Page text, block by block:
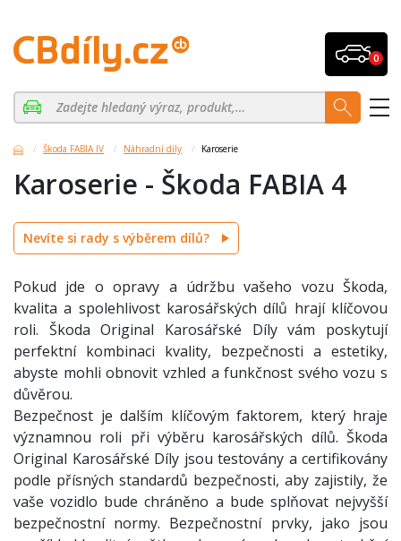
0
Škoda FABIA IV Náhradní díly Karoserie
Karoserie - Škoda FABIA 4
Nevíte si rady s výběrem dílů?
Pokud jde o opravy a údržbu vašeho vozu Škoda,
kvalita a spolehlivost karosářských dílů hrají klíčovou
roli. Škoda Original Karosářské Díly vám poskytují
perfektní kombinaci kvality, bezpečnosti a estetiky,
abyste mohli obnovit vzhled a funkčnost svého vozu s
důvěrou.
Bezpečnost je dalším klíčovým faktorem, který hraje
významnou roli při výběru karosářských dílů. Škoda
Original Karosářské Díly jsou testovány a certifikovány
podle přísných standardů bezpečnosti, aby zajistily, že
vaše vozidlo bude chráněno a bude splňovat nejvyšší
bezpečnostní normy. Bezpečnostní prvky, jako jsou